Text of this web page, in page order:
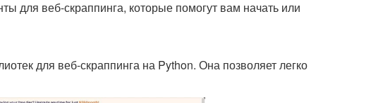
для веб-скраппинга, которые помогут вам начать или
для веб-скраппинга на Python. Она позволяет легко